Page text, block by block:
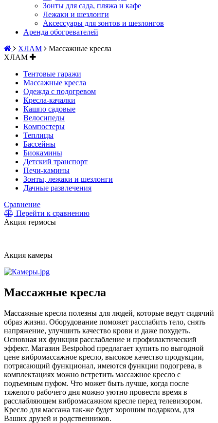
Зонты для сада, пляжа и кафе
Лежаки и шезлонги
Аксессуары для зонтов и шезлонгов
Аренда обогревателей
ХЛАМ
Массажные кресла
ХЛАМ
Тентовые гаражи
Массажные кресла
Одежда с подогревом
Кресла-качалки
Кашпо садовые
Велосипеды
Компостеры
Теплицы
Бассейны
Биокамины
Детский транспорт
Печи-камины
Зонты, лежаки и шезлонги
Дачные развлечения
Сравнение
Перейти к сравнению
Акция термосы
Акция камеры
Массажные кресла
Массажные кресла полезны для людей, которые ведут сидячий
образ жизни. Оборудование поможет расслабить тело, снять
напряжение, улучшить качество крови и даже похудеть.
Основная их функция расслабление и профилактический
эффект. Магазин Bestpohod предлагает купить по выгодной
цене вибромассажное кресло, высокое качество продукции,
потрясающий функционал, имеются функции подогрева, в
комплектациях можно встретить массажное кресло с
подъемным пуфом. Что может быть лучше, когда после
тяжелого рабочего дня можно уютно провести время в
расслабляющем вибромасажном кресле перед телевизором.
Кресло для массажа так-же будет хорошим подарком, для
Ваших друзей и родственников.